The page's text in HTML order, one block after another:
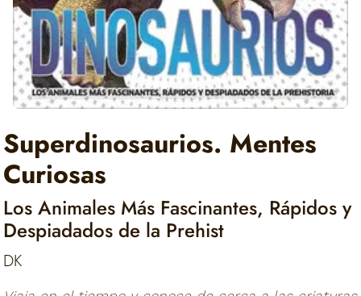
Superdinosaurios. Mentes
Curiosas
Los Animales Más Fascinantes, Rápidos y
Despiadados de la Prehist
DK